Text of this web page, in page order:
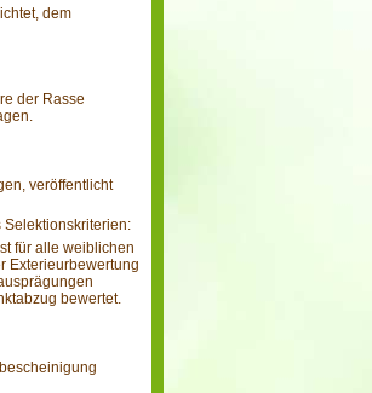
dem
der Rasse
veröffentlicht
Selektionskriterien:
für alle weiblichen
Exterieurbewertung
bewertet.